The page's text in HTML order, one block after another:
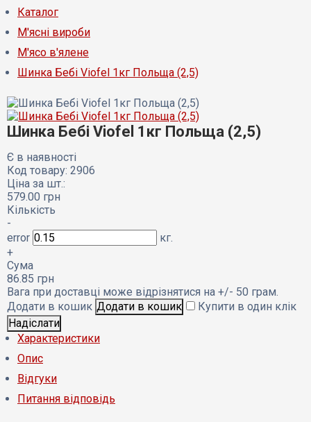
Каталог
М'ясні вироби
М'ясо в'ялене
Шинка Бебі Viofel 1кг Польща (2,5)
Шинка Бебі Viofel 1кг Польща (2,5)
Є в наявності
Код товару: 2906
Ціна за шт.:
579.00 грн
Кількість
-
error
кг.
+
Сума
86.85 грн
Вага при доставці може відрізнятися на +/- 50 грам.
Додати в кошик
Купити в один клік
Характеристики
Опис
Відгуки
Питання відповідь